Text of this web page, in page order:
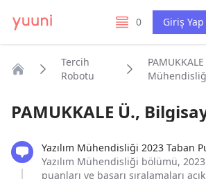
0
listelerim Giriş Yap
Tercih
Robotu
Yazılım Mühendisliği 2023 Taban
Yazılım Mühendisliği bölümü,
puanları ve başarı sıralamaları